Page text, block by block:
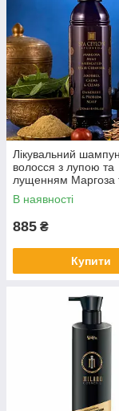
Лікувальний
волосся з лупою та
лущенням Маргоза
250 мл, SPA Ceylon
В наявності
885 ₴
Купити